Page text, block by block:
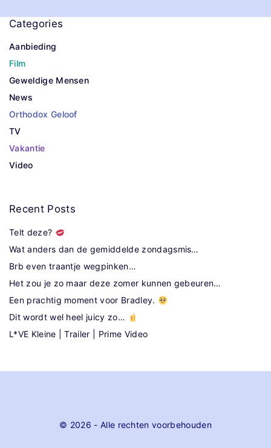
Categories
Aanbieding
Film
Geweldige Mensen
News
Orthodox Geloof
TV
Vakantie
Video
Recent Posts
Telt deze?
Wat anders dan de gemiddelde zondagsmis…
Brb even traantje wegpinken…
Het zou je zo maar deze zomer kunnen gebeuren…
Een prachtig moment voor Bradley.
Dit wordt wel heel juicy zo…
L*VE Kleine | Trailer | Prime Video
© 2026 - Alle rechten voorbehouden